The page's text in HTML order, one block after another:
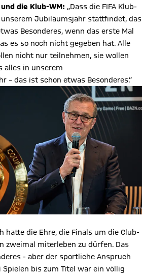
die Klub-WM: „Dass die FIFA Klub-
Jubiläumsjahr stattfindet, das
Besonderes, wenn das erste Mal
es so noch nicht gegeben hat. Alle
nicht nur teilnehmen, sie wollen
alles in unserem
– das ist schon etwas Besonderes.“
hatte die Ehre, die Finals um die Club-
zweimal miterleben zu dürfen. Das
- aber der sportliche Anspruch
bis zum Titel war ein völlig